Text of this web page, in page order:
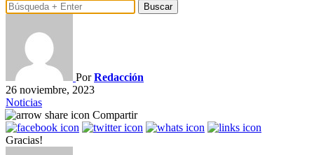
Buscar
PorRedacción
26 noviembre, 2023
Noticias
Compartir
Gracias!